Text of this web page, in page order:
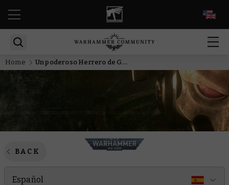
Home Un poderoso Herrero de Guerra lidera una nueva campaña de los Guerreros de Hierro
BACK
Español